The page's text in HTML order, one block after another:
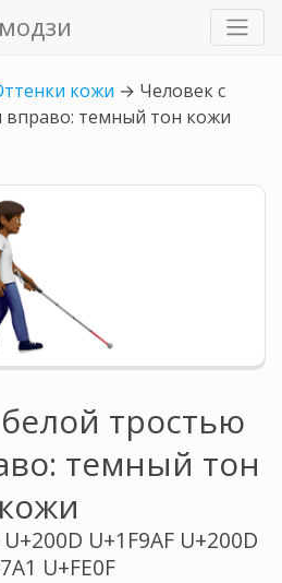
кожи → Человек с
темный тон кожи
тростью
темный тон
кожи
U+1F9AF U+200D
U+FE0F